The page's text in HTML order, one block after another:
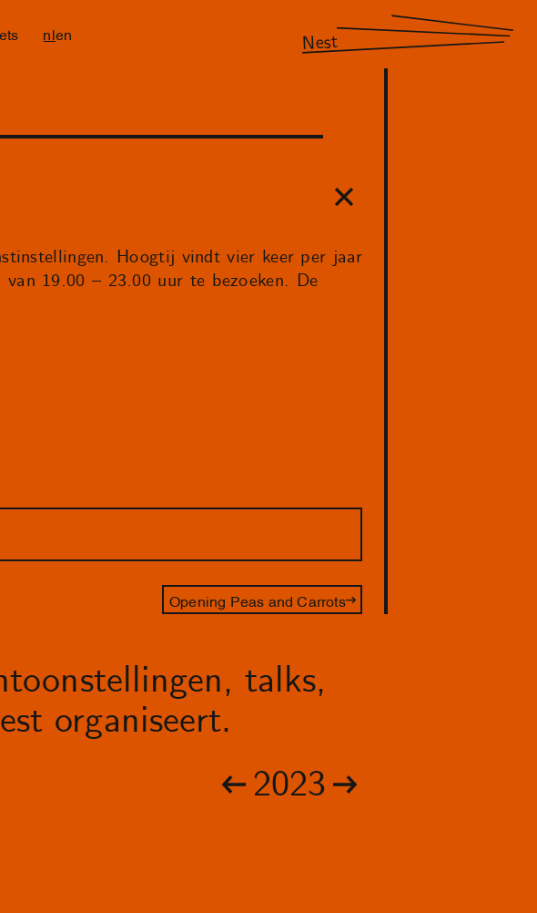
nl en Nest
Hoogtij vindt vier keer per jaar
19.00 – 23.00 uur te bezoeken. De
Opening Peas and Carrots
talks,
organiseert.
2023